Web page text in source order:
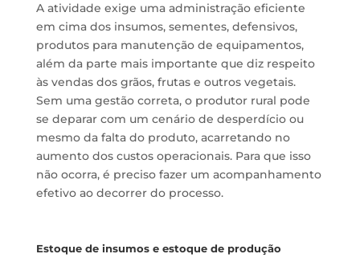
A atividade exige uma administração eficiente
em cima dos insumos, sementes, defensivos,
produtos para manutenção de equipamentos,
além da parte mais importante que diz respeito
às vendas dos grãos, frutas e outros vegetais.
Sem uma gestão correta, o produtor rural pode
se deparar com um cenário de desperdício ou
mesmo da falta do produto, acarretando no
aumento dos custos operacionais. Para que isso
não ocorra, é preciso fazer um acompanhamento
efetivo ao decorrer do processo.
Estoque de insumos e estoque de produção